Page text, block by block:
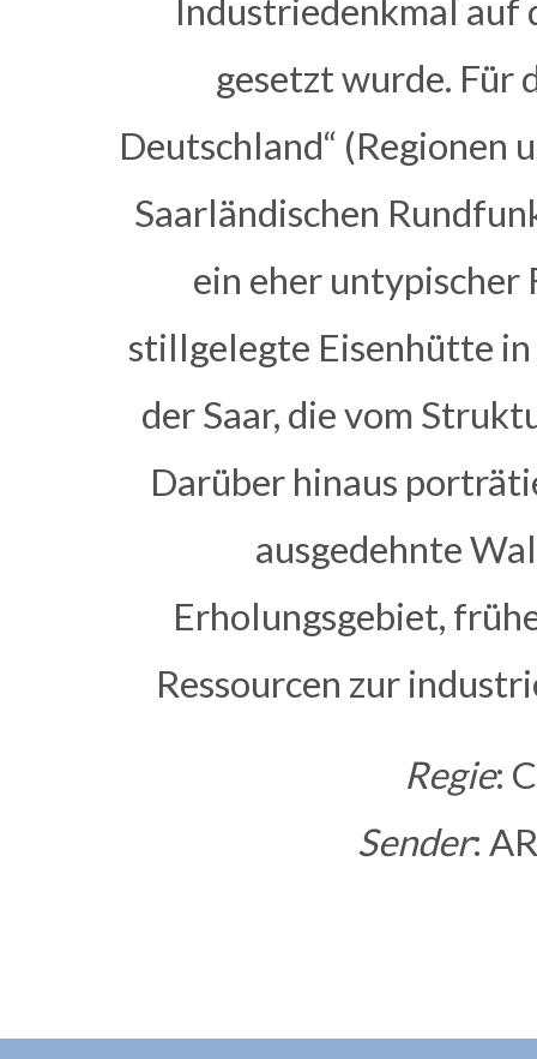
Industriedenkmal auf
gesetzt wurde. Für
Deutschland“ (Regionen
Saarländischen
ein eher untypischer
stillgelegte Eisenhütte
der Saar, die vom
Darüber hinaus
ausgedehnte
Erholungsgebiet,
Ressourcen zur
Regie:
Sender: